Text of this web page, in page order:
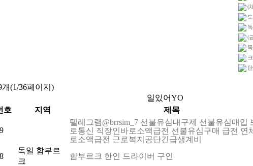
(
(
개(1/36페이지)
일있어YO
호
지역 제목
텔레그램@brrsim_7 선불유심내구제 선불유심매입
로통신 직장인바로소액급전 선불유심구매 급전 연
로소액급전 근로복지공단긴급생계비
독일 함부르
크
함부르크 한인 드라이버 구인